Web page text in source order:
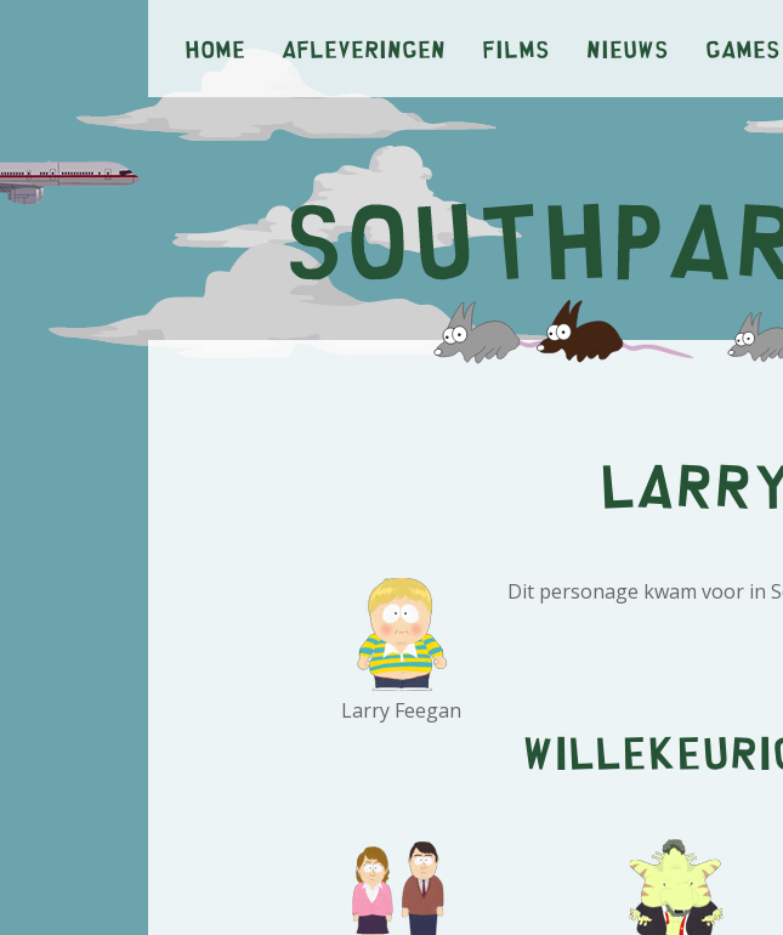
Home Afleveringen Films Nieuws Games
Larry
Larry Feegan
Dit personage kwam voor in